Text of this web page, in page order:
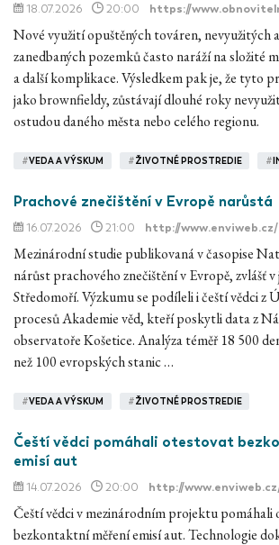
18.07.2026 20:00 https://
Nové využití opuštěných továren, nevyužitých
zanedbaných pozemků často naráží na složité
a další komplikace. Výsledkem pak je, že tyto
jako brownfieldy, zůstávají dlouhé roky
ostudou daného města nebo celého regionu.
#VEDA A VÝSKUM #ŽIVOTNÉ PROSTREDIE #
Prachové znečištění v Evropě narůstá
16.07.2026 21:00 http://www.enviweb.cz/
Mezinárodní studie publikovaná v časopise
nárůst prachového znečištění v Evropě, zvlášť
Středomoří. Výzkumu se podíleli i čeští vědci z
procesů Akademie věd, kteří poskytli data z
observatoře Košetice. Analýza téměř 18 500
než 100 evropských stanic …
#VEDA A VÝSKUM #ŽIVOTNÉ PROSTREDIE
Čeští vědci pomáhali otestovat
emisí aut
14.07.2026 20:00 http://
Čeští vědci v mezinárodním projektu
bezkontaktní měření emisí aut. Technologie